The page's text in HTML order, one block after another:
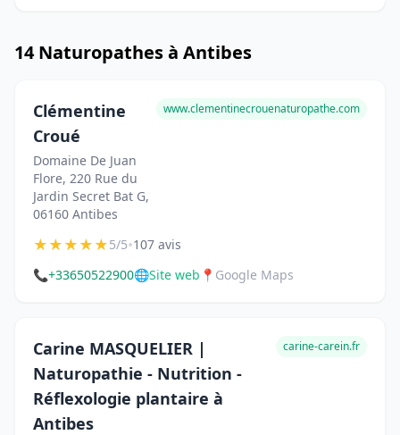
14 Naturopathes à Antibes
Clémentine
Croué
Domaine De Juan
Flore, 220 Rue du
Jardin Secret Bat G,
06160 Antibes
www.clementinecrouenaturopathe.com
★★★★★5/5•107 avis
📞+33650522900🌐Site web 📍 Google Maps
Carine MASQUELIER |
Naturopathie - Nutrition -
Réflexologie plantaire à
Antibes
carine-carein.fr